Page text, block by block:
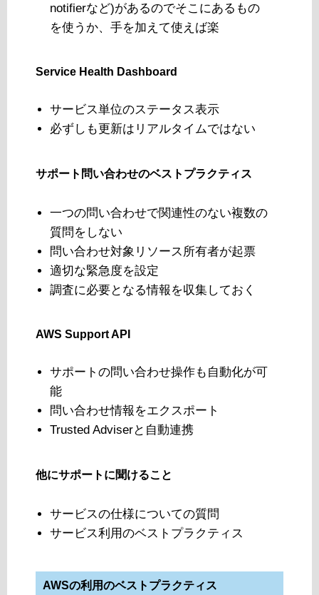
notifierなど)があるのでそこにあるもの
を使うか、手を加えて使えば楽
Service Health Dashboard
サービス単位のステータス表示
必ずしも更新はリアルタイムではない
サポート問い合わせのベストプラクティス
一つの問い合わせで関連性のない複数の
質問をしない
問い合わせ対象リソース所有者が起票
適切な緊急度を設定
調査に必要となる情報を収集しておく
AWS Support API
サポートの問い合わせ操作も自動化が可
能
問い合わせ情報をエクスポート
Trusted Adviserと自動連携
他にサポートに聞けること
サービスの仕様についての質問
サービス利用のベストプラクティス
AWSの利用のベストプラクティス